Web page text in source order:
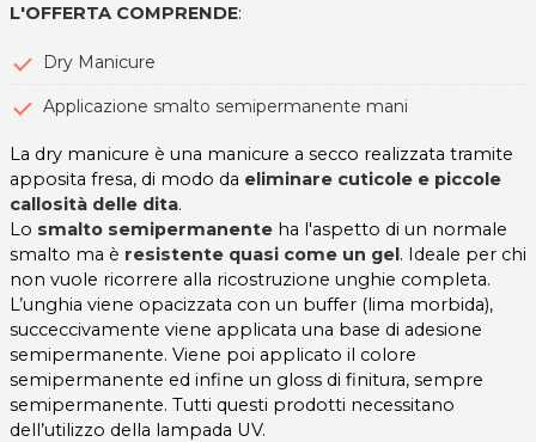
L'OFFERTA COMPRENDE:
Dry Manicure
Applicazione smalto semipermanente mani
La dry manicure è una manicure a secco realizzata tramite
apposita fresa, di modo da eliminare cuticole e piccole
callosità delle dita.
Lo smalto semipermanente ha l'aspetto di un normale
smalto ma è resistente quasi come un gel. Ideale per chi
non vuole ricorrere alla ricostruzione unghie completa.
L’unghia viene opacizzata con un buffer (lima morbida),
succeccivamente viene applicata una base di adesione
semipermanente. Viene poi applicato il colore
semipermanente ed infine un gloss di finitura, sempre
semipermanente. Tutti questi prodotti necessitano
dell’utilizzo della lampada UV.